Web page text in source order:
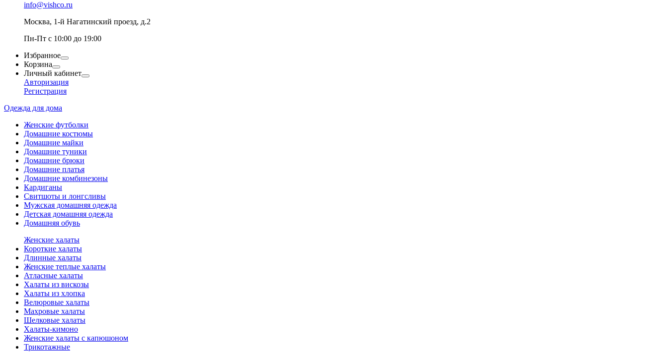
info@vishco.ru
Москва, 1-й Нагатинский проезд, д.2
Пн-Пт с 10:00 до 19:00
Избранное
Корзина
Личный кабинет
Авторизация
Регистрация
Одежда для дома
Женские футболки
Домашние костюмы
Домашние майки
Домашние туники
Домашние брюки
Домашние платья
Домашние комбинезоны
Кардиганы
Свитшоты и лонгсливы
Мужская домашняя одежда
Детская домашняя одежда
Домашняя обувь
Женские халаты
Короткие халаты
Длинные халаты
Женские теплые халаты
Атласные халаты
Халаты из вискозы
Халаты из хлопка
Велюровые халаты
Махровые халаты
Шелковые халаты
Халаты-кимоно
Женские халаты с капюшоном
Трикотажные